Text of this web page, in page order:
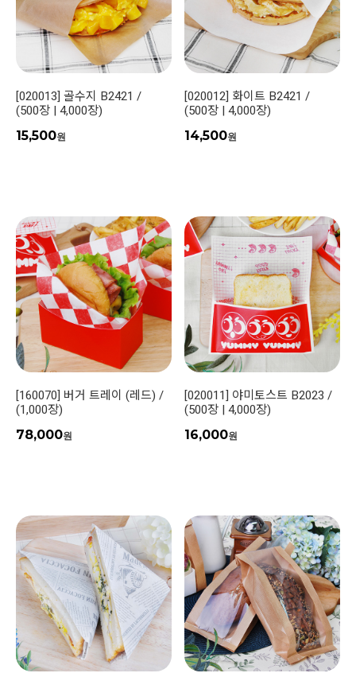
[020013] 골수지 B2421 /
(500장 | 4,000장)
15,500원
[020012] 화이트 B2421 /
(500장 | 4,000장)
14,500원
[160070] 버거 트레이 (레드) /
(1,000장)
78,000원
[020011] 야미토스트 B2023 /
(500장 | 4,000장)
16,000원